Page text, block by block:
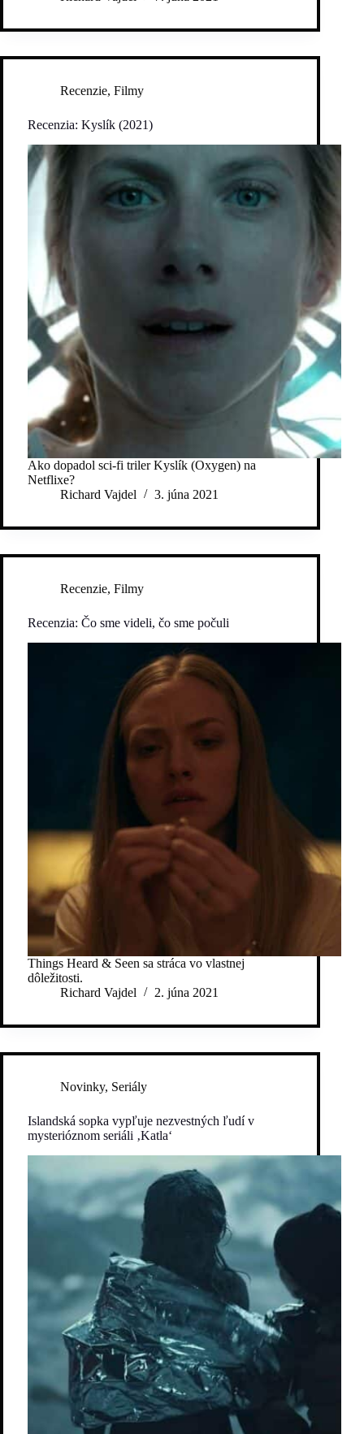
Recenzie, Filmy
Recenzia: Kyslík (2021)
Ako dopadol sci-fi triler Kyslík (Oxygen) na
Netflixe?
Richard Vajdel
3. júna 2021
Recenzie, Filmy
Recenzia: Čo sme videli, čo sme počuli
Things Heard & Seen sa stráca vo vlastnej
dôležitosti.
Richard Vajdel
2. júna 2021
Novinky, Seriály
Islandská sopka vypľuje nezvestných ľudí v
mysterióznom seriáli ‚Katla‘